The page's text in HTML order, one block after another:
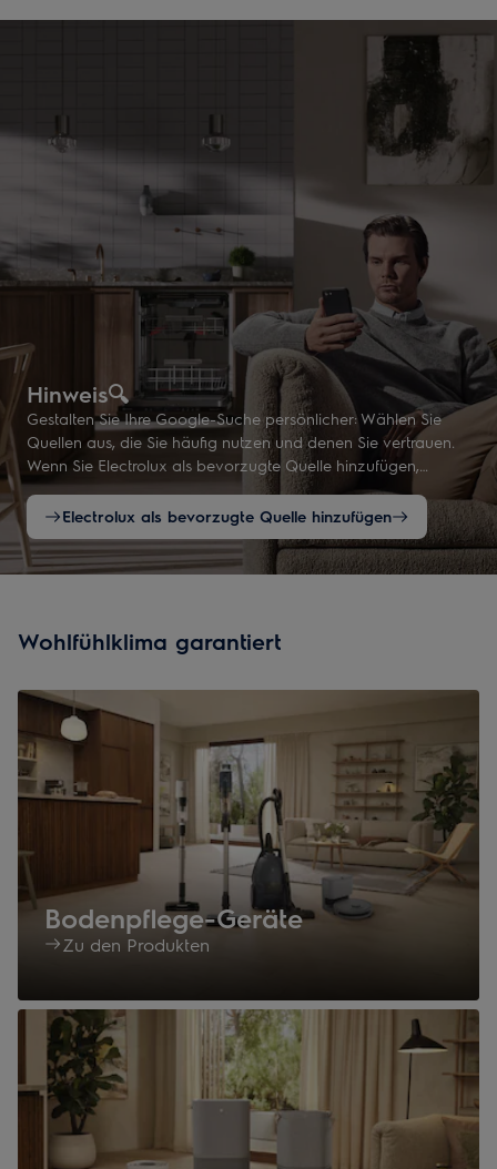
Hinweis🔍
Gestalten Sie Ihre Google-Suche persönlicher: Wählen Sie
Quellen aus, die Sie häufig nutzen und denen Sie vertrauen.
Wenn Sie Electrolux als bevorzugte Quelle hinzufügen,
werden relevante Inhalte von Electrolux bei passenden
Suchanfragen häufiger berücksichtigt.
Electrolux als bevorzugte Quelle hinzufügen
Wohlfühlklima garantiert
Bodenpflege-Geräte
Zu den Produkten